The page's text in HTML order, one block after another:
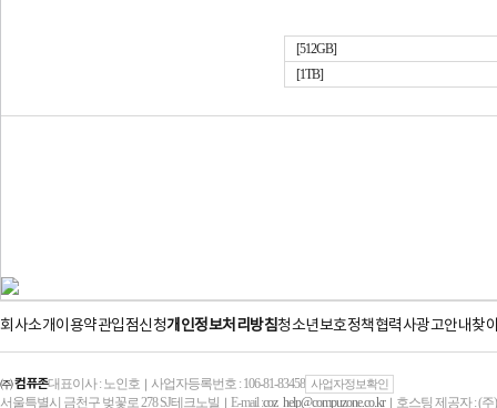
[512GB]
[1TB]
회사소개이용약관입점신청개인정보처리방침청소년보호정책협력사광고안내찾
㈜ 컴퓨존대표이사 : 노인호 ｜ 사업자등록번호 : 106-81-83458 사업자정보확인
서울특별시 금천구 벚꽃로 278 SJ테크노빌 ｜ E-mail :coz_help@compuzone.co.kr｜ 호스팅 제공자 : (